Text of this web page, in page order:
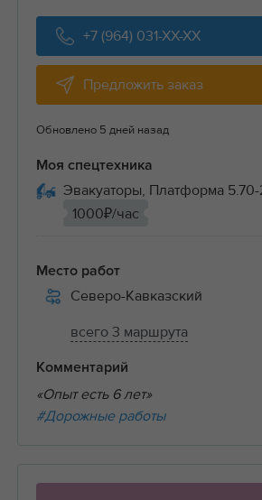
+7 (964) 031-XX-XX
Предложить заказ
Обновлено 5 дней назад
Моя спецтехника
Эвакуаторы, Платформа
1000₽/час
Место работ
Северо-Кавказский
всего 3 маршрута
Комментарий
«Опыт есть 6 лет»
#Дорожные работы